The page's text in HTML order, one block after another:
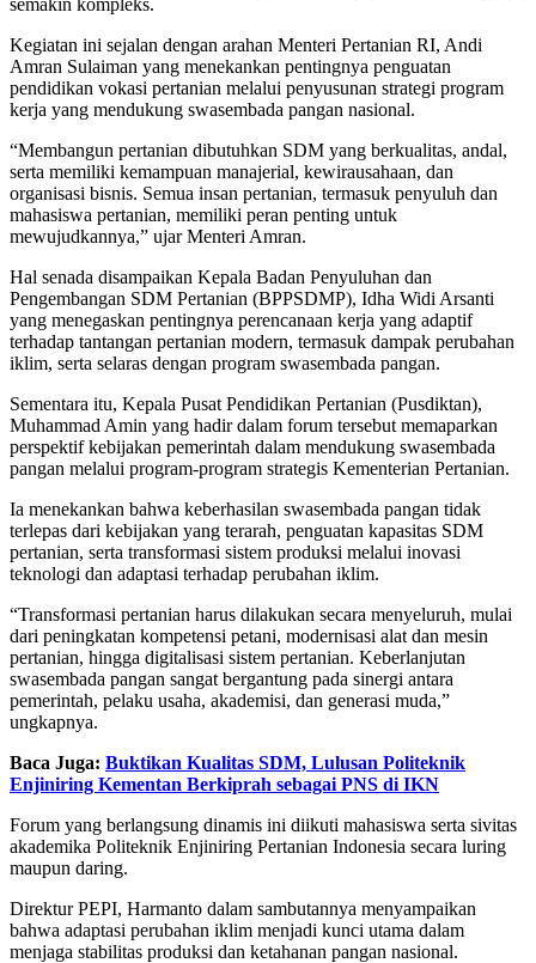
Kegiatan ini sejalan dengan arahan Menteri Pertanian RI, Andi
Amran Sulaiman yang menekankan pentingnya penguatan
pendidikan vokasi pertanian melalui penyusunan strategi program
kerja yang mendukung swasembada pangan nasional.
“Membangun pertanian dibutuhkan SDM yang berkualitas, andal,
serta memiliki kemampuan manajerial, kewirausahaan, dan
organisasi bisnis. Semua insan pertanian, termasuk penyuluh dan
mahasiswa pertanian, memiliki peran penting untuk
mewujudkannya,” ujar Menteri Amran.
Hal senada disampaikan Kepala Badan Penyuluhan dan
Pengembangan SDM Pertanian (BPPSDMP), Idha Widi Arsanti
yang menegaskan pentingnya perencanaan kerja yang adaptif
terhadap tantangan pertanian modern, termasuk dampak perubahan
iklim, serta selaras dengan program swasembada pangan.
Sementara itu, Kepala Pusat Pendidikan Pertanian (Pusdiktan),
Muhammad Amin yang hadir dalam forum tersebut memaparkan
perspektif kebijakan pemerintah dalam mendukung swasembada
pangan melalui program-program strategis Kementerian Pertanian.
Ia menekankan bahwa keberhasilan swasembada pangan tidak
terlepas dari kebijakan yang terarah, penguatan kapasitas SDM
pertanian, serta transformasi sistem produksi melalui inovasi
teknologi dan adaptasi terhadap perubahan iklim.
“Transformasi pertanian harus dilakukan secara menyeluruh, mulai
dari peningkatan kompetensi petani, modernisasi alat dan mesin
pertanian, hingga digitalisasi sistem pertanian. Keberlanjutan
swasembada pangan sangat bergantung pada sinergi antara
pemerintah, pelaku usaha, akademisi, dan generasi muda,”
ungkapnya.
Baca Juga: Buktikan Kualitas SDM, Lulusan Politeknik
Enjiniring Kementan Berkiprah sebagai PNS di IKN
Forum yang berlangsung dinamis ini diikuti mahasiswa serta sivitas
akademika Politeknik Enjiniring Pertanian Indonesia secara luring
maupun daring.
Direktur PEPI, Harmanto dalam sambutannya menyampaikan
bahwa adaptasi perubahan iklim menjadi kunci utama dalam
menjaga stabilitas produksi dan ketahanan pangan nasional.